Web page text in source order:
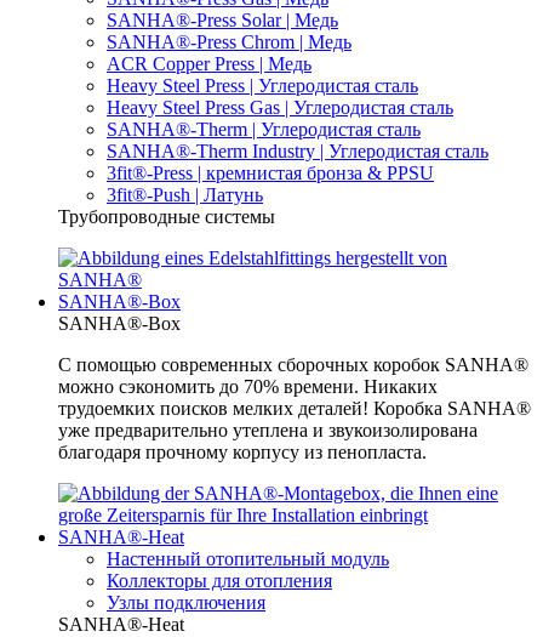
SANHA®-Press Solar | Медь
SANHA®-Press Chrom | Медь
ACR Copper Press | Медь
Heavy Steel Press | Углеродистая сталь
Heavy Steel Press Gas | Углеродистая сталь
SANHA®-Therm | Углеродистая сталь
SANHA®-Therm Industry | Углеродистая сталь
3fit®-Press | кремнистая бронза & PPSU
3fit®-Push | Латунь
Трубопроводные системы
SANHA®-Box
SANHA®-Box
С помощью современных сборочных коробок SANHA®
можно сэкономить до 70% времени. Никаких
трудоемких поисков мелких деталей! Коробка SANHA®
уже предварительно утеплена и звукоизолирована
благодаря прочному корпусу из пенопласта.
SANHA®-Heat
Настенный отопительный модуль
Коллекторы для отопления
Узлы подключения
SANHA®-Heat